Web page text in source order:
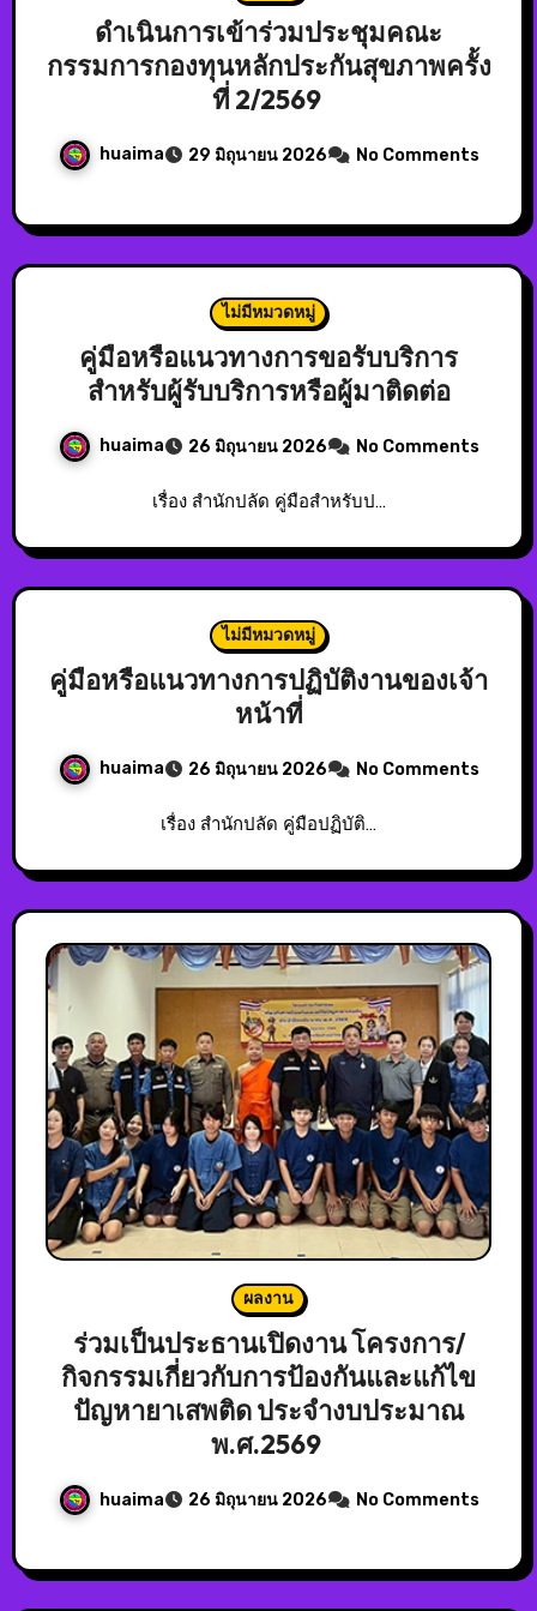
ดำเนินการเข้าร่วมประชุมคณะ
กรรมการกองทุนหลักประกันสุขภาพครั้ง
ที่ 2/2569
huaima 29 มิถุนายน 2026 No Comments
ไม่มีหมวดหมู่
คู่มือหรือแนวทางการขอรับบริการ
สำหรับผู้รับบริการหรือผู้มาติดต่อ
huaima 26 มิถุนายน 2026 No Comments
เรื่อง สำนักปลัด คู่มือสำหรับป…
ไม่มีหมวดหมู่
คู่มือหรือแนวทางการปฏิบัติงานของเจ้า
หน้าที่
huaima 26 มิถุนายน 2026 No Comments
เรื่อง สำนักปลัด คู่มือปฏิบัติ…
ผลงาน
ร่วมเป็นประธานเปิดงาน โครงการ/
กิจกรรมเกี่ยวกับการป้องกันและแก้ไข
ปัญหายาเสพติด ประจำงบประมาณ
พ.ศ.2569
huaima 26 มิถุนายน 2026 No Comments